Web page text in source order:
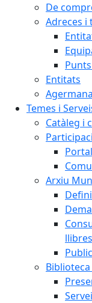
De
Adreces i
Entitats
Temes i
Catàleg i
Arxiu